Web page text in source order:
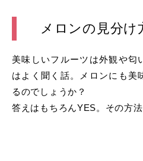
メロンの見分け
美味しいフルーツは外観や匂
はよく聞く話。メロンにも美
るのでしょうか？
答えはもちろんYES。その方法